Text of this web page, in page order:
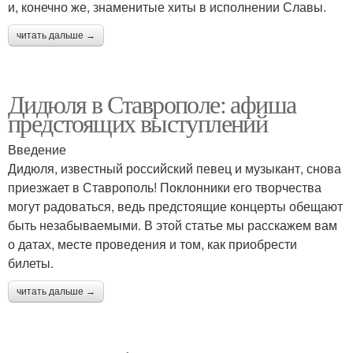
и, конечно же, знаменитые хиты в исполнении Славы.
читать дальше →
Дидюля в Ставрополе: афиша
предстоящих выступлений
Введение
Дидюля, известный российский певец и музыкант, снова
приезжает в Ставрополь! Поклонники его творчества
могут радоваться, ведь предстоящие концерты обещают
быть незабываемыми. В этой статье мы расскажем вам
о датах, месте проведения и том, как приобрести
билеты.
читать дальше →